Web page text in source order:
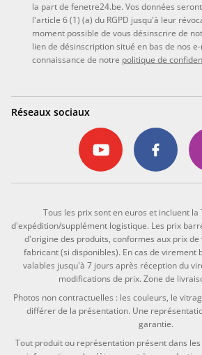
la part de fenetre24.be. Vos données
l'article 6 (1) (a) du RGPD jusqu'à leur
moment possible de vous désinscrire de
lien de désinscription situé en bas de nos
connaissance de notre politique de
Réseaux sociaux
Tous les prix sont en euros et incluent la
d'expédition/supplément logistique. Les prix
d'origine des produits, conformes aux prix de
fabricant (si disponibles). En cas de virement
valables jusqu'à 7 jours après réception du
modifications de prix. Zone de
Photos non contractuelles : les couleurs, le
différer de la présentation. Une
garantie.
Tout produit ou représentation présent dans